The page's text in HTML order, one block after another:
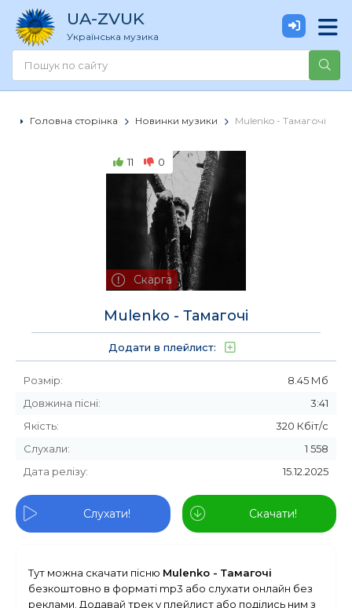
UA-ZVUK
Українська музика
Головна сторінка Новинки музики Mulenko - Тамагочі
11 0
Скарга
Mulenko - Тамагочі
Додати в плейлист:
Розмір:
8.45 Мб
Довжина пісні:
3:41
Якість:
320 Кбіт/с
Слухали:
1 558
Дата релізу:
15.12.2025
Слухати! Скачати!
Тут можна скачати пісню Mulenko - Тамагочі
безкоштовно в форматі mp3 або слухати онлайн без
реклами. Додавай трек у плейлист або поділись ним з